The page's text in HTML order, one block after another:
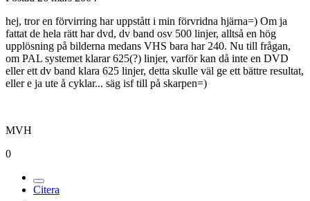
hej, tror en förvirring har uppstått i min förvridna hjärna=) Om ja
fattat de hela rätt har dvd, dv band osv 500 linjer, alltså en hög
upplösning på bilderna medans VHS bara har 240. Nu till frågan,
om PAL systemet klarar 625(?) linjer, varför kan då inte en DVD
eller ett dv band klara 625 linjer, detta skulle väl ge ett bättre resultat,
eller e ja ute å cyklar... säg isf till på skarpen=)
MVH
0
Citera